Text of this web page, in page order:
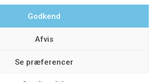
Godkend
Afvis
Se præferencer